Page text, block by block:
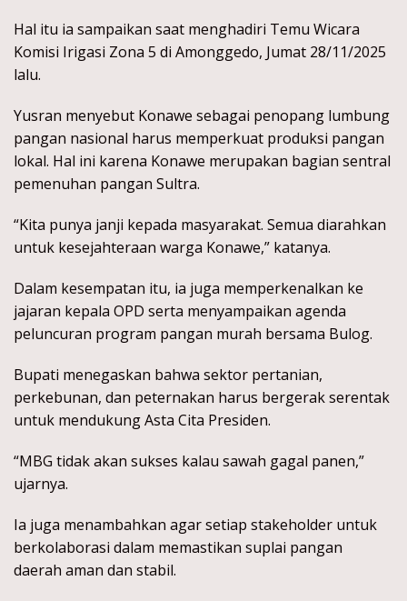
Hal itu ia sampaikan saat menghadiri Temu Wicara
Komisi Irigasi Zona 5 di Amonggedo, Jumat 28/11/2025
lalu.
Yusran menyebut Konawe sebagai penopang lumbung
pangan nasional harus memperkuat produksi pangan
lokal. Hal ini karena Konawe merupakan bagian sentral
pemenuhan pangan Sultra.
“Kita punya janji kepada masyarakat. Semua diarahkan
untuk kesejahteraan warga Konawe,” katanya.
Dalam kesempatan itu, ia juga memperkenalkan ke
jajaran kepala OPD serta menyampaikan agenda
peluncuran program pangan murah bersama Bulog.
Bupati menegaskan bahwa sektor pertanian,
perkebunan, dan peternakan harus bergerak serentak
untuk mendukung Asta Cita Presiden.
“MBG tidak akan sukses kalau sawah gagal panen,”
ujarnya.
Ia juga menambahkan agar setiap stakeholder untuk
berkolaborasi dalam memastikan suplai pangan
daerah aman dan stabil.